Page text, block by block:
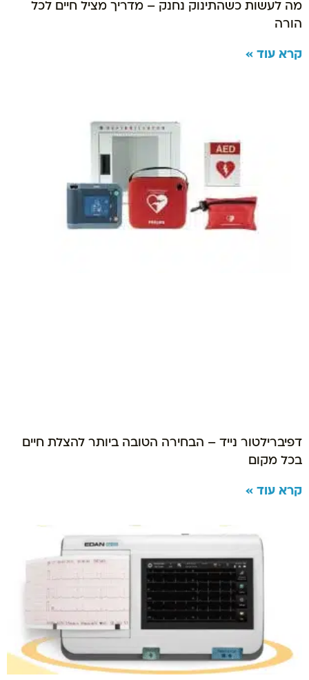
מה לעשות כשהתינוק נחנק – מדריך מציל חיים לכל
הורה
קרא עוד »
דפיברילטור נייד – הבחירה הטובה ביותר להצלת חיים
בכל מקום
קרא עוד »